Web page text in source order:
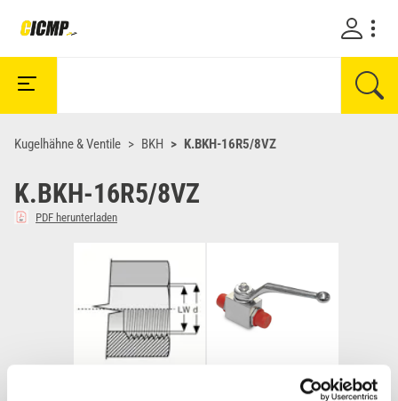
Kugelhähne & Ventile BKH K.BKH-16R5/8VZ
K.BKH-16R5/8VZ
PDF herunterladen